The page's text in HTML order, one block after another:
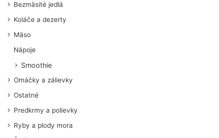
Bezmäsité jedlá
Koláče a dezerty
Mäso
Nápoje
Smoothie
Omáčky a zálievky
Ostatné
Predkrmy a polievky
Ryby a plody mora